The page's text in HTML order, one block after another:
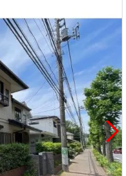
用物
件を
探す
住まい1プ
ラス（お
役立ちコ
ラム）
閉じる